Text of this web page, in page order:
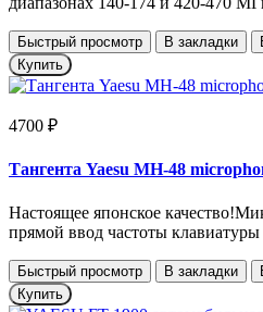
Быстрый просмотр В закладки
Купить
4700 ₽
Тангента Yaesu MH-48
Настоящее японское
прямой ввод частоты
Быстрый просмотр В закладки
Купить